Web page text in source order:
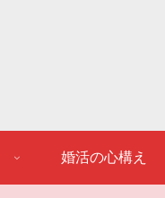
婚活の心構え